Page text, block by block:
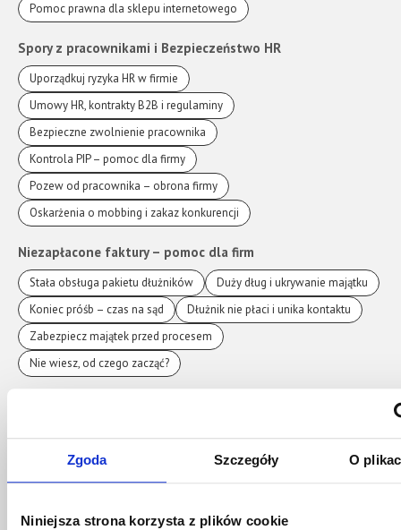
Zgoda Szczegóły O
Niniejsza strona korzysta z plików cookie
Pomoc prawna dla sklepu internetowego
Spory z pracownikami i Bezpieczeństwo HR
Uporządkuj ryzyka HR w firmie
Umowy HR, kontrakty B2B i regulaminy
Bezpieczne zwolnienie pracownika
Kontrola PIP – pomoc dla firmy
Pozew od pracownika – obrona firmy
Oskarżenia o mobbing i zakaz konkurencji
Niezapłacone faktury – pomoc dla firm
Stała obsługa pakietu dłużników
Duży dług i ukrywanie majątku
Koniec próśb – czas na sąd
Dłużnik nie płaci i unika kontaktu
Zabezpiecz majątek przed procesem
Nie wiesz, od czego zacząć?
Plagiat marki lub produktu
Sprzedaż praw autorskich i licencje
Audyt prawny dla innowacyjnego startupu
Rejestracja znaku towarowego i ochrona marki